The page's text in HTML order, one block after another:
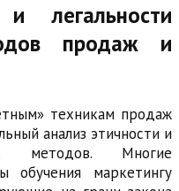
легальности
продаж и
техникам продаж
анализ этичности и
методов. Многие
обучения маркетингу